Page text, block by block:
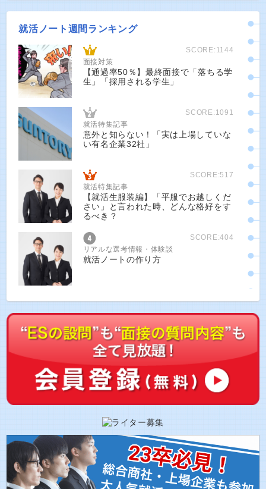
就活ノート週間ランキング
SCORE:1144
面接対策
【通過率50％】最終面接で「落ちる学
生」「採用される学生」
SCORE:1091
就活特集記事
意外と知らない！「実は上場していな
い有名企業32社」
SCORE:517
就活特集記事
【就活生服装編】「平服でお越しくだ
さい」と言われた時、どんな格好をす
るべき？
SCORE:404
リアルな選考情報・体験談
就活ノートの作り方